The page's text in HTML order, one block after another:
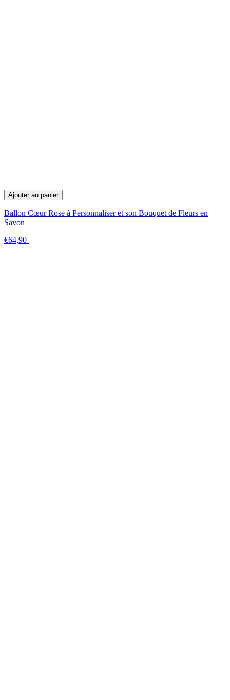
Ajouter au panier
Ballon Cœur Rose à Personnaliser et son Bouquet de Fleurs en
Savon
€64,90